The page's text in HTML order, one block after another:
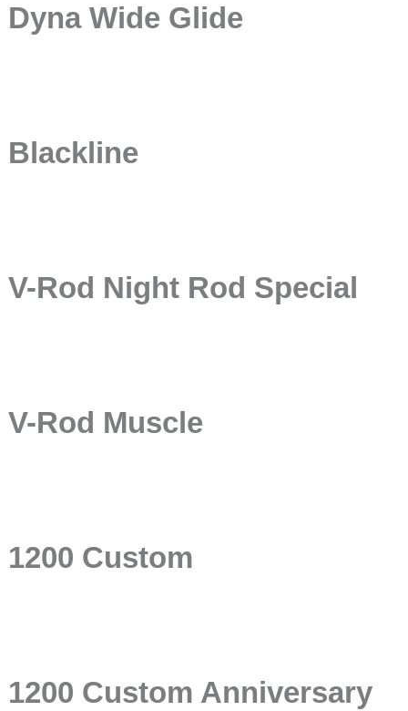
Dyna Wide Glide
Blackline
V-Rod Night Rod Special
V-Rod Muscle
1200 Custom
1200 Custom Anniversary